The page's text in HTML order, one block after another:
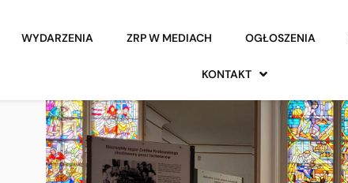
WYDARZENIA ZRP W MEDIACH OGŁOSZENIA
KONTAKT